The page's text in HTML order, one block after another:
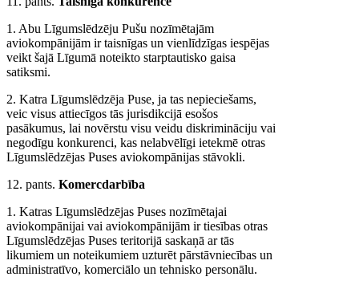
1. Abu Līgumslēdzēju Pušu nozīmētajām
aviokompānijām ir taisnīgas un vienlīdzīgas iespējas
veikt šajā Līgumā noteikto starptautisko gaisa
satiksmi.
2. Katra Līgumslēdzēja Puse, ja tas nepieciešams,
veic visus attiecīgos tās jurisdikcijā esošos
pasākumus, lai novērstu visu veidu diskrimināciju vai
negodīgu konkurenci, kas nelabvēlīgi ietekmē otras
Līgumslēdzējas Puses aviokompānijas stāvokli.
12. pants. Komercdarbība
1. Katras Līgumslēdzējas Puses nozīmētajai
aviokompānijai vai aviokompānijām ir tiesības otras
Līgumslēdzējas Puses teritorijā saskaņā ar tās
likumiem un noteikumiem uzturēt pārstāvniecības un
administratīvo, komerciālo un tehnisko personālu.